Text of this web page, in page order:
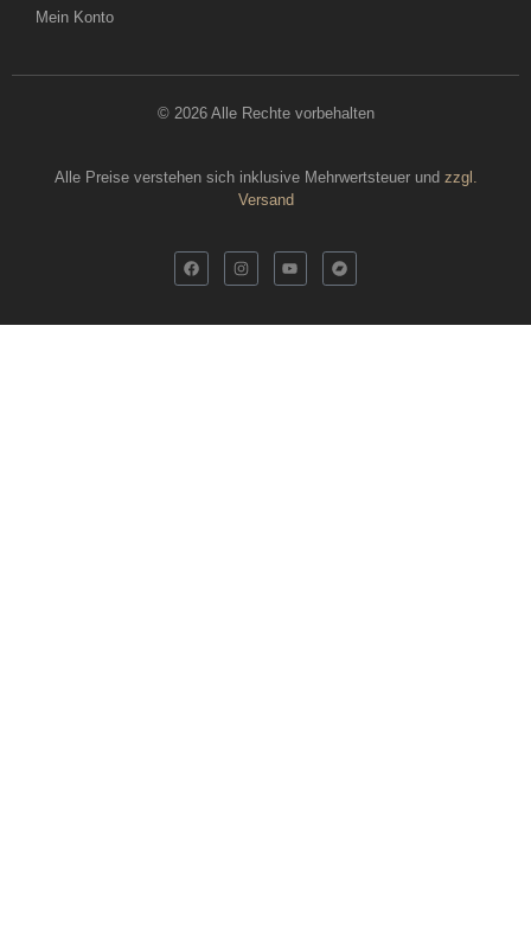
Mein Konto
© 2026 Alle Rechte vorbehalten
Alle Preise verstehen sich inklusive Mehrwertsteuer und zzgl.
Versand